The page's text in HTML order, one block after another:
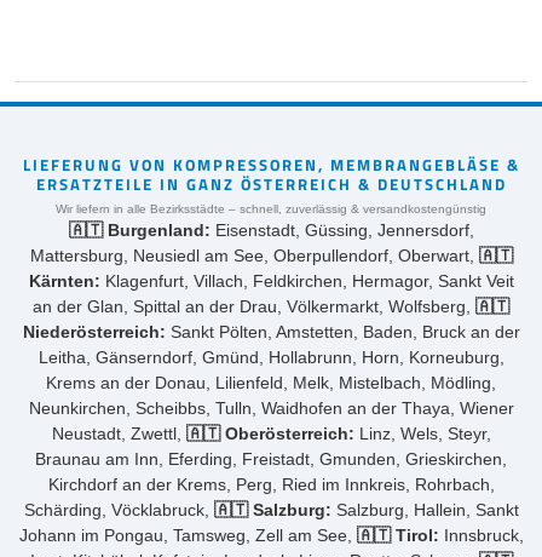
LIEFERUNG VON KOMPRESSOREN, MEMBRANGEBLÄSE &
ERSATZTEILE IN GANZ ÖSTERREICH & DEUTSCHLAND
Wir liefern in alle Bezirksstädte – schnell, zuverlässig & versandkostengünstig
🇦🇹 Burgenland: Eisenstadt, Güssing, Jennersdorf,
Mattersburg, Neusiedl am See, Oberpullendorf, Oberwart, 🇦🇹
Kärnten: Klagenfurt, Villach, Feldkirchen, Hermagor, Sankt Veit
an der Glan, Spittal an der Drau, Völkermarkt, Wolfsberg, 🇦🇹
Niederösterreich: Sankt Pölten, Amstetten, Baden, Bruck an der
Leitha, Gänserndorf, Gmünd, Hollabrunn, Horn, Korneuburg,
Krems an der Donau, Lilienfeld, Melk, Mistelbach, Mödling,
Neunkirchen, Scheibbs, Tulln, Waidhofen an der Thaya, Wiener
Neustadt, Zwettl, 🇦🇹 Oberösterreich: Linz, Wels, Steyr,
Braunau am Inn, Eferding, Freistadt, Gmunden, Grieskirchen,
Kirchdorf an der Krems, Perg, Ried im Innkreis, Rohrbach,
Schärding, Vöcklabruck, 🇦🇹 Salzburg: Salzburg, Hallein, Sankt
Johann im Pongau, Tamsweg, Zell am See, 🇦🇹 Tirol: Innsbruck,